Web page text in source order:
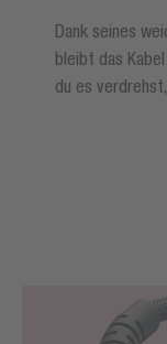
Dank seines
bleibt das
du es